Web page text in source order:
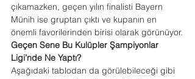
çıkamazken, geçen yılın finalisti Bayern
Münih ise gruptan çıktı ve kupanın en
önemli favorilerinden birisi olarak görünüyor.
Geçen Sene Bu Kulüpler Şampiyonlar
Ligi’nde Ne Yaptı?
Aşağıdaki tablodan da görülebileceği gibi